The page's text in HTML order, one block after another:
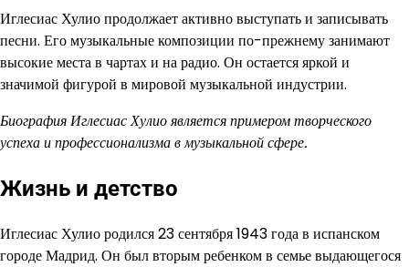
Иглесиас Хулио продолжает активно выступать и записывать
песни. Его музыкальные композиции по-прежнему занимают
высокие места в чартах и на радио. Он остается яркой и
значимой фигурой в мировой музыкальной индустрии.
Биография Иглесиас Хулио является примером творческого
успеха и профессионализма в музыкальной сфере.
Жизнь и детство
Иглесиас Хулио родился 23 сентября 1943 года в испанском
городе Мадрид. Он был вторым ребенком в семье выдающегося